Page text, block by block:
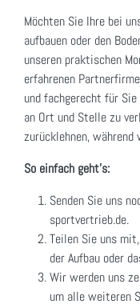
Möchten Sie Ihre bei
aufbauen oder den
unseren praktischen
erfahrenen
und fachgerecht für
an Ort und Stelle zu
zurücklehnen,
So einfach geht's:
Senden Sie uns
sportvertrieb.de.
Teilen Sie uns
der Aufbau oder
Wir werden uns
um alle weiteren